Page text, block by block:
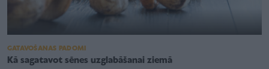
GATAVOŠANAS PADOMI
Kā sagatavot sēnes uzglabāšanai ziemā